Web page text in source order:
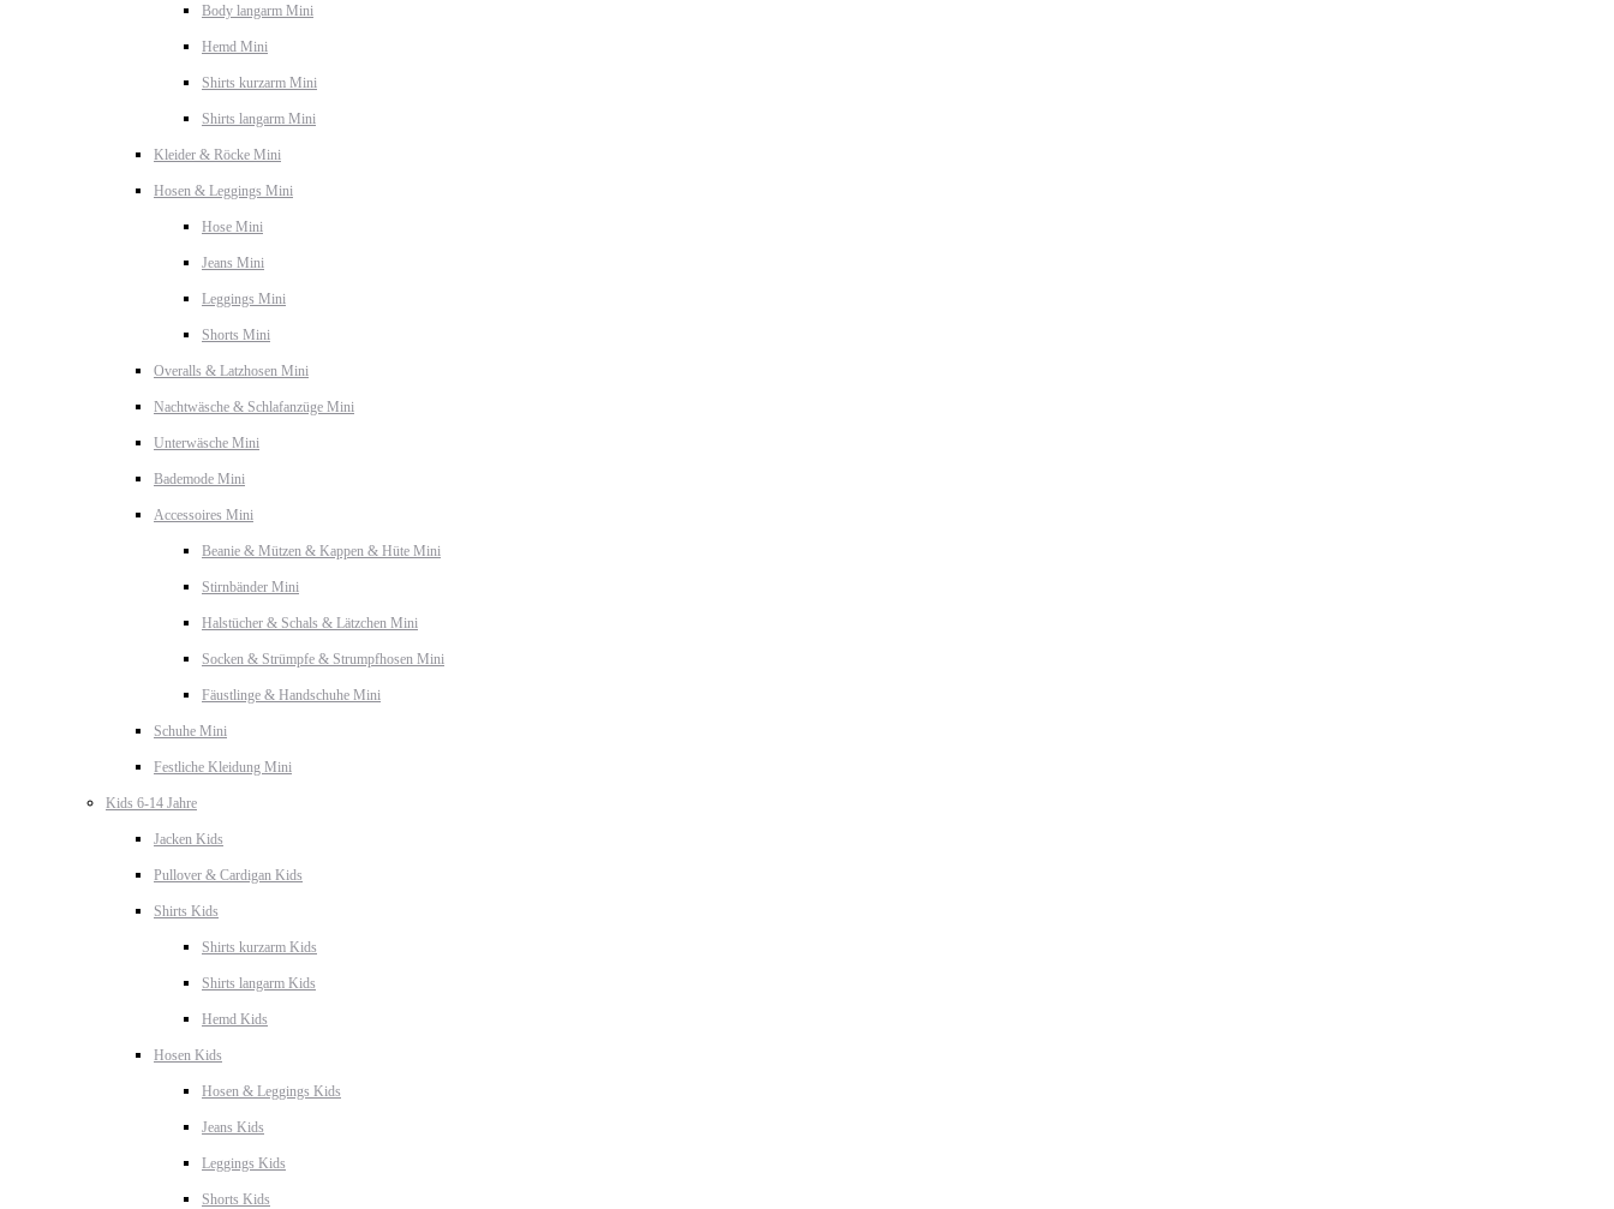
Body langarm Mini
Hemd Mini
Shirts kurzarm Mini
Shirts langarm Mini
Kleider & Röcke Mini
Hosen & Leggings Mini
Hose Mini
Jeans Mini
Leggings Mini
Shorts Mini
Overalls & Latzhosen Mini
Nachtwäsche & Schlafanzüge Mini
Unterwäsche Mini
Bademode Mini
Accessoires Mini
Beanie & Mützen & Kappen & Hüte Mini
Stirnbänder Mini
Halstücher & Schals & Lätzchen Mini
Socken & Strümpfe & Strumpfhosen Mini
Fäustlinge & Handschuhe Mini
Schuhe Mini
Festliche Kleidung Mini
Kids 6-14 Jahre
Jacken Kids
Pullover & Cardigan Kids
Shirts Kids
Shirts kurzarm Kids
Shirts langarm Kids
Hemd Kids
Hosen Kids
Hosen & Leggings Kids
Jeans Kids
Leggings Kids
Shorts Kids